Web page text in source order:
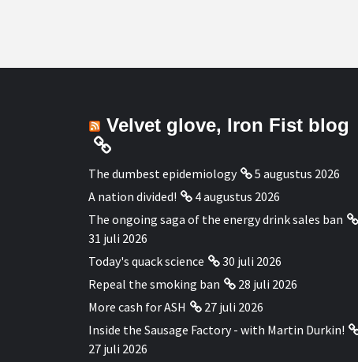
Velvet glove, Iron Fist blog
The dumbest epidemiology
5 augustus 2026
A nation divided!
4 augustus 2026
The ongoing saga of the energy drink sales ban
31 juli 2026
Today's quack science
30 juli 2026
Repeal the smoking ban
28 juli 2026
More cash for ASH
27 juli 2026
Inside the Sausage Factory - with Martin Durkin!
27 juli 2026